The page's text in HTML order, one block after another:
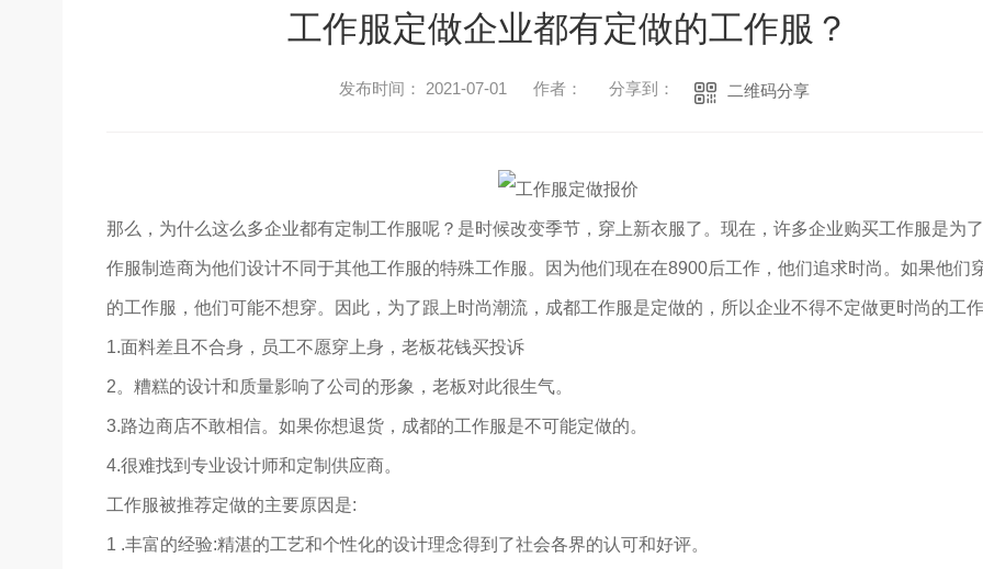
工作服定做企业都有定做的工作服？
发布时间： 2021-07-01 作者： 分享到： 二维码分享
那么，为什么这么多企业都有定制工作服呢？是时候改变季节，穿上新衣服了。现在，许多企业购买工作服是为
作服制造商为他们设计不同于其他工作服的特殊工作服。因为他们现在在8900后工作，他们追求时尚。如果他们
的工作服，他们可能不想穿。因此，为了跟上时尚潮流，成都工作服是定做的，所以企业不得不定做更时尚的工
1.面料差且不合身，员工不愿穿上身，老板花钱买投诉
2。糟糕的设计和质量影响了公司的形象，老板对此很生气。
3.路边商店不敢相信。如果你想退货，成都的工作服是不可能定做的。
4.很难找到专业设计师和定制供应商。
工作服被推荐定做的主要原因是:
1 .丰富的经验:精湛的工艺和个性化的设计理念得到了社会各界的认可和好评。